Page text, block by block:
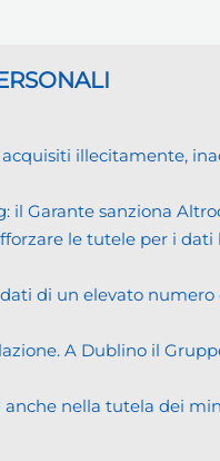
acquisiti illecitamente,
il Garante sanziona
le tutele per i
di un elevato numero
A Dublino il
anche nella tutela dei